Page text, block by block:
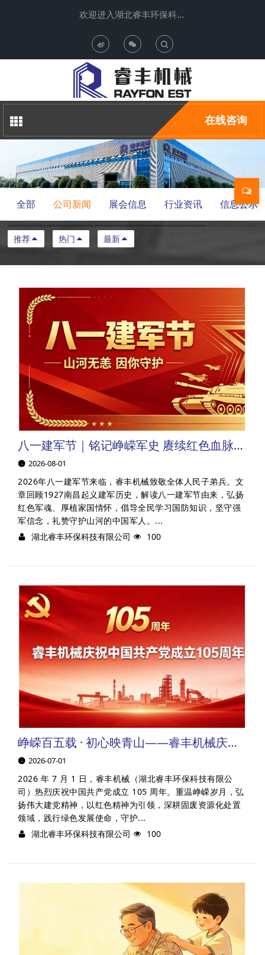
欢迎进入湖北睿丰环保科技有限公司
T
g
g
l
e
S
a
c
h
在线咨询
全部 公司新闻 展会信息 行业资讯 信息公示
推荐 热门 最新
八一建军节｜铭记峥嵘军史 赓续红色血脉｜睿丰机械向全体人民子弟兵送上节日问候，致敬最可爱的人！
2026-08-01
2026年八一建军节来临，睿丰机械致敬全体人民子弟兵。文
章回顾1927南昌起义建军历史，解读八一建军节由来，弘扬
红色军魂、厚植家国情怀，倡导全民学习国防知识，坚守强
军信念，礼赞守护山河的中国军人。...
湖北睿丰环保科技有限公司
100
峥嵘百五载 · 初心映青山——睿丰机械庆祝中国共产党成立105周年
2026-07-01
2026 年 7 月 1 日，睿丰机械（湖北睿丰环保科技有限公
司）热烈庆祝中国共产党成立 105 周年。重温峥嵘岁月，弘
扬伟大建党精神，以红色精神为引领，深耕固废资源化处置
领域，践行绿色发展使命，守护...
湖北睿丰环保科技有限公司
100